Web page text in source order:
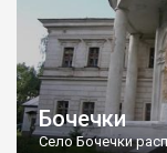
Бочечки
Село Бочечки